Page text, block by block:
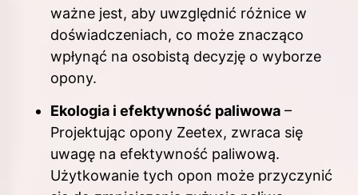
ważne jest, aby uwzględnić różnice w
doświadczeniach, co może znacząco
wpłynąć na osobistą decyzję o wyborze
opony.
Ekologia i efektywność paliwowa –
Projektując opony Zeetex, zwraca się
uwagę na efektywność paliwową.
Użytkowanie tych opon może przyczynić